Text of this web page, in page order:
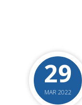
29
MAR 2022